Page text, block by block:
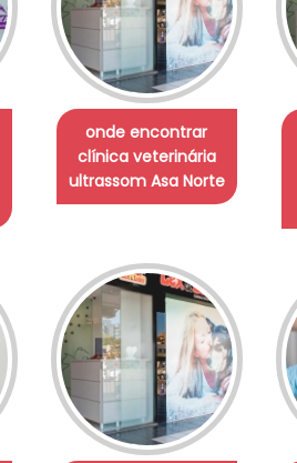
onde encontrar
clínica veterinária
ultrassom Asa Norte